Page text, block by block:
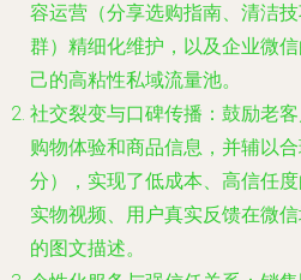
容运营（分享选购指南、清洁
群）精细化维护，以及企业微
己的高粘性私域流量池。
社交裂变与口碑传播 ：鼓励老
购物体验和商品信息，并辅以
分），实现了低成本、高信任
实物视频、用户真实反馈在微
的图文描述。